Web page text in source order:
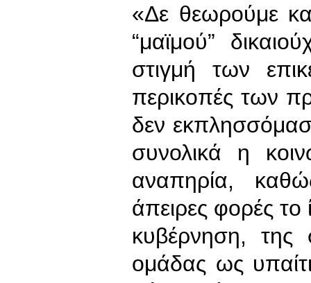
«Δε θεωρούμε
“μαϊμού”
στιγμή των
περικοπές των
δεν
συνολικά η
αναπηρία,
άπειρες φορές το
κυβέρνηση, της
ομάδας ως